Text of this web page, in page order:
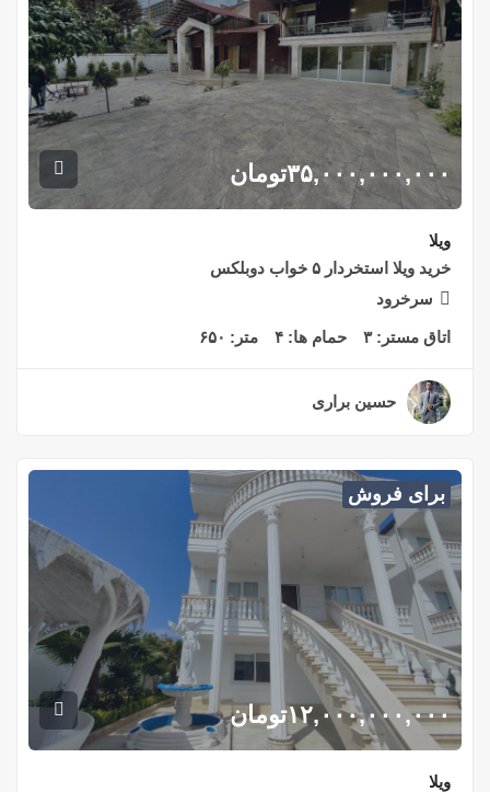
۳۵,۰۰۰,۰۰۰,۰۰۰تومان
ویلا
خرید ویلا استخردار ۵ خواب دوبلکس
سرخرود
اتاق مستر:۳ حمام ها: ۴ متر: ۶۵۰
حسین براری
برای فروش
۱۲,۰۰۰,۰۰۰,۰۰۰تومان
ویلا